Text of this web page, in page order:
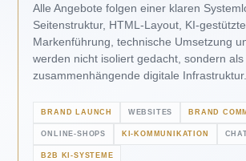
Alle Angebote folgen einer klaren
Seitenstruktur, HTML-Layout, KI-gestützte
Markenführung, technische Umsetzung
werden nicht isoliert gedacht, sondern als
zusammenhängende digitale Infrastruktur.
BRAND LAUNCH WEBSITES BRAND
ONLINE-SHOPS KI-KOMMUNIKATION
B2B KI-SYSTEME